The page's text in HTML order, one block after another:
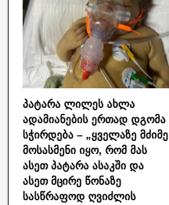
პატარა ლილეს ახლა
ადამიანების ერთად დგომა
სჭირდება – „ყველაზე მძიმე
მოსასმენი იყო, რომ მას
ასეთ პატარა ასაკში და
ასეთ მცირე წონაზე
სასწრაფოდ ღვიძლის